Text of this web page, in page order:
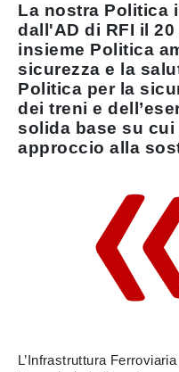
La nostra Politica
dall'AD di RFI il
insieme Politica
sicurezza e la
Politica per la
dei treni e
solida base su
approccio alla
L’Infrastruttura